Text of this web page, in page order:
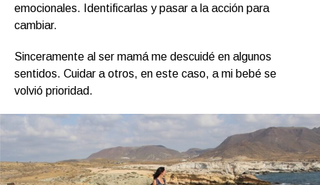
emocionales. Identificarlas y pasar a la acción para
cambiar.
Sinceramente al ser mamá me descuidé en algunos
sentidos. Cuidar a otros, en este caso, a mi bebé se
volvió prioridad.